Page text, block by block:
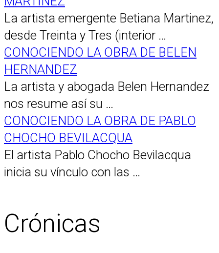
La artista emergente Betiana Martinez,
desde Treinta y Tres (interior …
CONOCIENDO LA OBRA DE BELEN
HERNANDEZ
La artista y abogada Belen Hernandez
nos resume así su …
CONOCIENDO LA OBRA DE PABLO
CHOCHO BEVILACQUA
El artista Pablo Chocho Bevilacqua
inicia su vínculo con las …
Crónicas